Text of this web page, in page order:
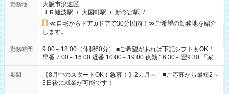
勤務地
大阪市浪速区
ＪＲ難波駅 / 大国町駅 / 新今宮駅 / …
≪自宅からドアtoドアで30分以内！≫ご希望の勤務地を紹介
します。
勤務時間
9:00～18:00（休憩60分） ■ご希望があれば下記シフトもOK！
早番 7:00～16:00 遅番 10:00～19:00 夜勤 16:30～翌9:30 「家族
と休みを合わせたい」 「余裕を持って夕飯の準備がしたい」
「できれば残業はしたくない」 など、ご希望を教えてください
ね。 ※Wワーク希望の方へ 今ご覧のお仕事で希望する勤務時間
と、もう1つのお仕事の勤務時間。 合計で週40時間を超える場
期間
【8月中のスタートOK！急募！】2カ月～ ■ご応募から最短2～
3日後に就業が可能です！